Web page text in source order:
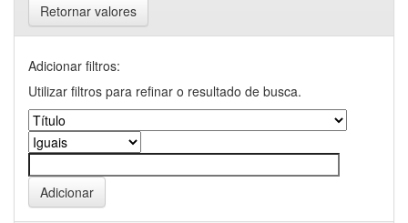
Retornar valores
Adicionar filtros:
Utilizar filtros para refinar o resultado de busca.